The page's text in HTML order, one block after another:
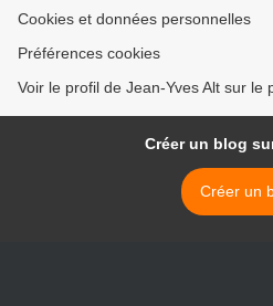
Cookies et données personnelles
Préférences cookies
Voir le profil de Jean-Yves Alt sur le
Créer un blog
Créer un